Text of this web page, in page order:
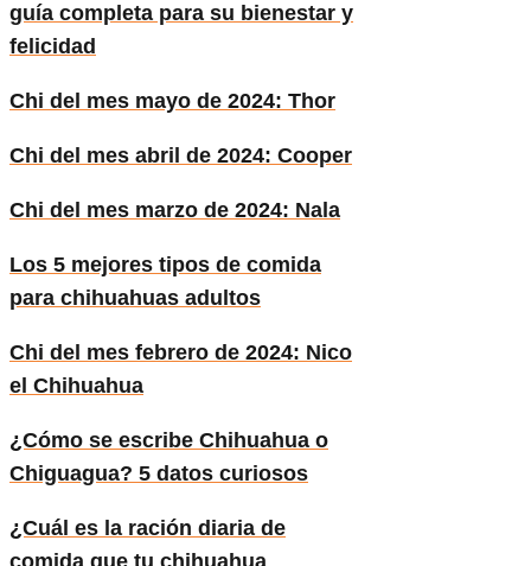
guía completa para su bienestar y
felicidad
Chi del mes mayo de 2024: Thor
Chi del mes abril de 2024: Cooper
Chi del mes marzo de 2024: Nala
Los 5 mejores tipos de comida
para chihuahuas adultos
Chi del mes febrero de 2024: Nico
el Chihuahua
¿Cómo se escribe Chihuahua o
Chiguagua? 5 datos curiosos
¿Cuál es la ración diaria de